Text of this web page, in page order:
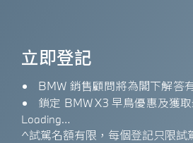
立即登記
BMW 銷售顧問將為閣下解答
鎖定 BMW X3 早鳥優惠及獲
Loading…
^試駕名額有限，每個登記只限試